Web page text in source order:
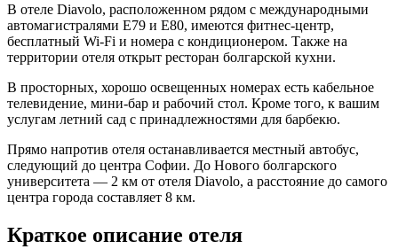
В отеле Diavolo, расположенном рядом с международными
автомагистралями Е79 и Е80, имеются фитнес-центр,
бесплатный Wi-Fi и номера с кондиционером. Также на
территории отеля открыт ресторан болгарской кухни.
В просторных, хорошо освещенных номерах есть кабельное
телевидение, мини-бар и рабочий стол. Кроме того, к вашим
услугам летний сад с принадлежностями для барбекю.
Прямо напротив отеля останавливается местный автобус,
следующий до центра Софии. До Нового болгарского
университета — 2 км от отеля Diavolo, а расстояние до самого
центра города составляет 8 км.
Краткое описание отеля